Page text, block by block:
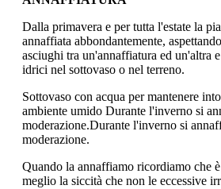
Dalla primavera e per tutta l'estate la
annaffiata abbondantemente,
asciughi tra un'annaffiatura ed un'altra
idrici nel sottovaso o nel terreno.
Sottovaso con acqua per mantenere
ambiente umido Durante l'inverno si
moderazione.Durante l'inverno si
moderazione.
Quando la annaffiamo ricordiamo che
meglio la siccità che non le eccessive